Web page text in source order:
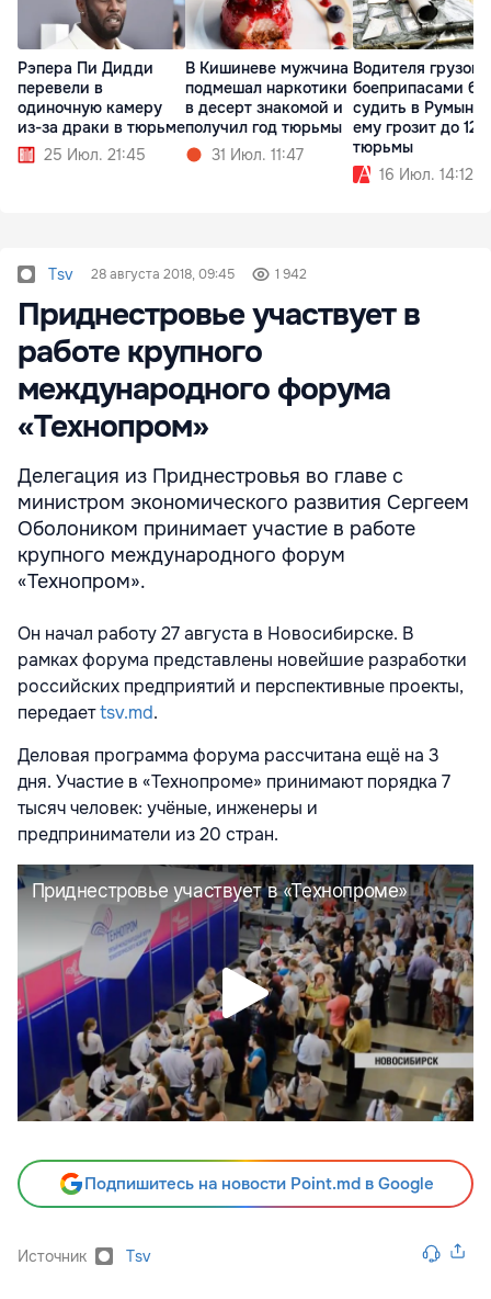
Рэпера Пи Дидди
перевели в
одиночную камеру
из-за драки в тюрьме
25 Июл. 21:45
В Кишиневе мужчина
подмешал наркотики
в десерт знакомой и
получил год тюрьмы
31 Июл. 11:47
Водителя
боеприпасами
судить в
ему грозит до 12
тюрьмы
16 Июл. 14:12
Tsv 28 августа 2018, 09:45 1 942
Приднестровье участвует в
работе крупного
международного форума
«Технопром»
Делегация из Приднестровья во главе с
министром экономического развития Сергеем
Оболоником принимает участие в работе
крупного международного форум
«Технопром».
Он начал работу 27 августа в Новосибирске. В
рамках форума представлены новейшие разработки
российских предприятий и перспективные проекты,
передаетtsv.md.
Деловая программа форума рассчитана ещё на 3
дня. Участие в «Технопроме» принимают порядка 7
тысяч человек: учёные, инженеры и
предприниматели из 20 стран.
Подпишитесь на новости Point.md в Google
Источник Tsv